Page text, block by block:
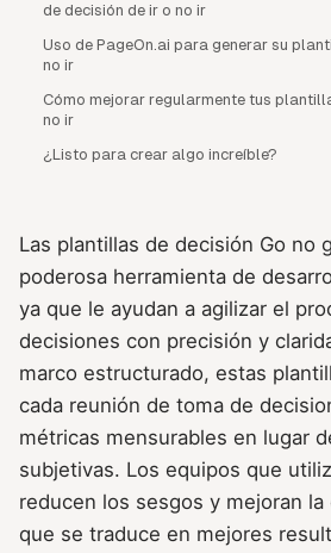
de decisión de ir o no ir
Uso de PageOn.ai para generar su
no ir
Cómo mejorar regularmente tus
no ir
¿Listo para crear algo increíble?
Las plantillas de decisión Go no
poderosa herramienta de
ya que le ayudan a agilizar el
decisiones con precisión y
marco estructurado, estas
cada reunión de toma de
métricas mensurables en lugar
subjetivas. Los equipos que
reducen los sesgos y mejoran la
que se traduce en mejores